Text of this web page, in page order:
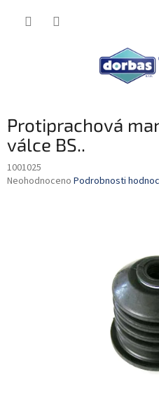
Protiprachová
válce BS..
1001025
Průměrné
Neohodnoceno Podrobnosti